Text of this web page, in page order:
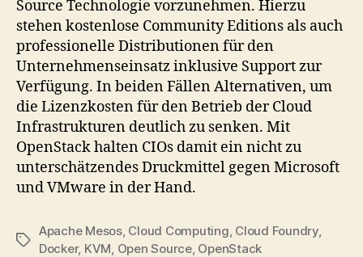
Source Technologie vorzunehmen. Hierzu
stehen kostenlose Community Editions als auch
professionelle Distributionen für den
Unternehmenseinsatz inklusive Support zur
Verfügung. In beiden Fällen Alternativen, um
die Lizenzkosten für den Betrieb der Cloud
Infrastrukturen deutlich zu senken. Mit
OpenStack halten CIOs damit ein nicht zu
unterschätzendes Druckmittel gegen Microsoft
und VMware in der Hand.
Tags
Apache Mesos, Cloud Computing, Cloud Foundry,
Docker, KVM, Open Source, OpenStack